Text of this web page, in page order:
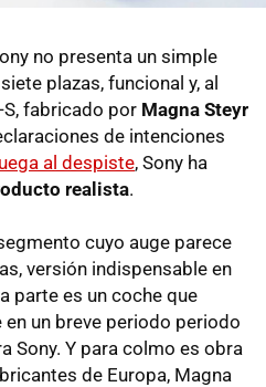
no presenta un simple
plazas, funcional y, al
fabricado por Magna Steyr
de intenciones
al despiste, Sony ha
realista.
cuyo auge parece
versión indispensable en
parte es un coche que
un breve periodo periodo
Sony. Y para colmo es obra
de Europa, Magna